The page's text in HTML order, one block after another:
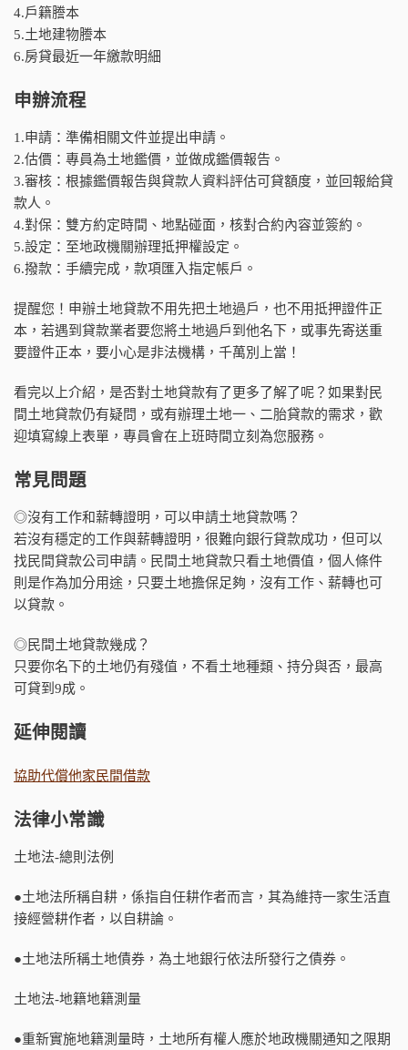
4.戶籍謄本
5.土地建物謄本
6.房貸最近一年繳款明細
申辦流程
1.申請：準備相關文件並提出申請。
2.估價：專員為土地鑑價，並做成鑑價報告。
3.審核：根據鑑價報告與貸款人資料評估可貸額度，並回報給貸
款人。
4.對保：雙方約定時間、地點碰面，核對合約內容並簽約。
5.設定：至地政機關辦理抵押權設定。
6.撥款：手續完成，款項匯入指定帳戶。
提醒您！申辦土地貸款不用先把土地過戶，也不用抵押證件正
本，若遇到貸款業者要您將土地過戶到他名下，或事先寄送重
要證件正本，要小心是非法機構，千萬別上當！
看完以上介紹，是否對土地貸款有了更多了解了呢？如果對民
間土地貸款仍有疑問，或有辦理土地一、二胎貸款的需求，歡
迎填寫線上表單，專員會在上班時間立刻為您服務。
常見問題
◎沒有工作和薪轉證明，可以申請土地貸款嗎？
若沒有穩定的工作與薪轉證明，很難向銀行貸款成功，但可以
找民間貸款公司申請。民間土地貸款只看土地價值，個人條件
則是作為加分用途，只要土地擔保足夠，沒有工作、薪轉也可
以貸款。
◎民間土地貸款幾成？
只要你名下的土地仍有殘值，不看土地種類、持分與否，最高
可貸到9成。
延伸閱讀
協助代償他家民間借款
法律小常識
土地法-總則法例
●土地法所稱自耕，係指自任耕作者而言，其為維持一家生活直
接經營耕作者，以自耕論。
●土地法所稱土地債券，為土地銀行依法所發行之債券。
土地法-地籍地籍測量
●重新實施地籍測量時，土地所有權人應於地政機關通知之限期